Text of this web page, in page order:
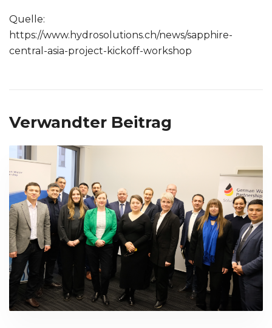
Quelle:
https://www.hydrosolutions.ch/news/sapphire-
central-asia-project-kickoff-workshop
Verwandter Beitrag